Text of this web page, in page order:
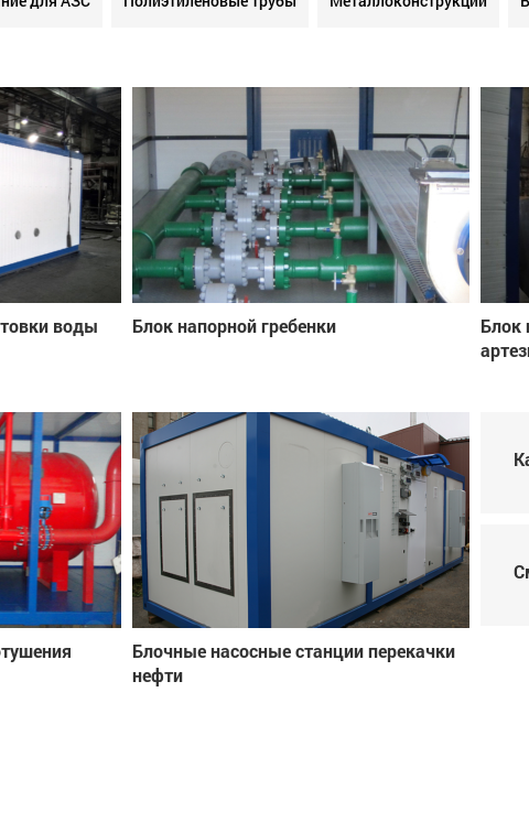
воды Блок напорной гребенки
Блок
Блочные насосные станции перекачки
нефти